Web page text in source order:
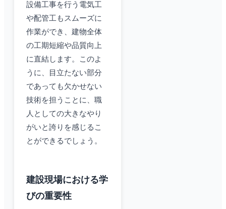
設備工事を行う電気工
や配管工もスムーズに
作業ができ、建物全体
の工期短縮や品質向上
に直結します。このよ
うに、目立たない部分
であっても欠かせない
技術を担うことに、職
人としての大きなやり
がいと誇りを感じるこ
とができるでしょう。
建設現場における学
びの重要性